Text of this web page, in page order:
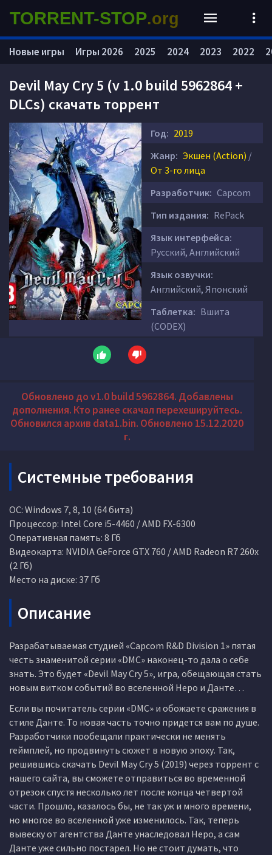
Devil May Cry 5 (v 1.0 build 5962864 +
DLCs) скачать торрент
Год: 2019
Жанр: Экшен (Action) /
От 3-го лица
Разработчик: Capcom
Тип издания: RePack
Язык интерфейса:
Русский, Английский
Язык озвучки:
Английский, Японский
Таблетка: Вшита
(CODEX)
Обновлено до v1.0 build 5962864. Добавлены
дополнения. Кто ранее скачал перехешируйтесь.
Обновился архив data1.bin. Обновлено 15.12.2020
г.
Системные требования
ОС: Windows 7, 8, 10 (64 бита)
Процессор: Intel Core i5-4460 / AMD FX-6300
Оперативная память: 8 Гб
Видеокарта: NVIDIA GeForce GTX 760 / AMD Radeon R7 260x
(2 Гб)
Место на диске: 37 Гб
Описание
Разрабатываемая студией «Capcom R&D Division 1» пятая
честь знаменитой серии «DMC» наконец-то дала о себе
знать. Это будет «Devil May Cry 5», игра, обещающая стать
новым витком событий во вселенной Неро и Данте…
Если вы почитатель серии «DMC» и обожаете сражения в
стиле Данте. То новая часть точно придется вам по душе.
Разработчики пообещали практически не менять
геймплей, но продвинуть сюжет в новую эпоху. Так,
решившись скачать Devil May Cry 5 (2019) через торрент с
нашего сайта, вы сможете отправиться во временной
отрезок спустя несколько лет после конца четвертой
части. Прошло, казалось бы, не так уж и много времени,
но многое во вселенной уже изменилось. Так, теперь
вывеску от агентства Данте унаследовал Неро, а сам
Данте уже сильно постарел. Но не стоит думать, что
Новые игры Игры 2026 2025 2024 2023 2022
TORRENT-STOP.org